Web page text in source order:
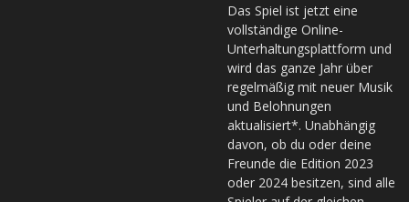
Das Spiel ist jetzt eine
vollständige Online-
Unterhaltungsplattform und
wird das ganze Jahr über
regelmäßig mit neuer Musik
und Belohnungen
aktualisiert*. Unabhängig
davon, ob du oder deine
Freunde die Edition 2023
oder 2024 besitzen, sind alle